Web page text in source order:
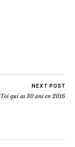
NEXT POST
Toi qui as 30 ans en 2016